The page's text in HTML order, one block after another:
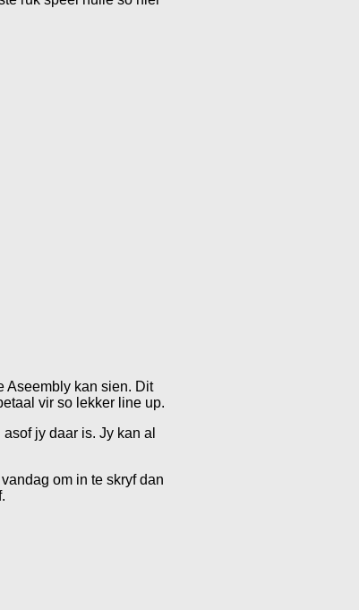
Aseembly kan sien. Dit
vir so lekker line up.
jy daar is. Jy kan al
om in te skryf dan